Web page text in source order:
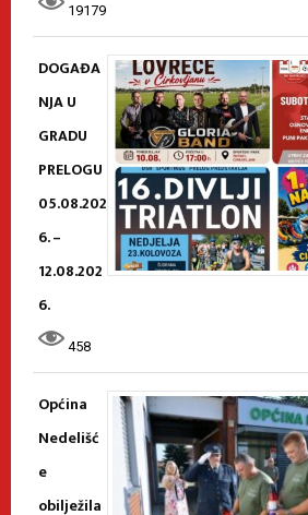
19179
DOGAĐA
NJA U
GRADU
PRELOGU
05.08.202
6. –
12.08.202
6.
458
Općina
Nedelišć
e
obilježila